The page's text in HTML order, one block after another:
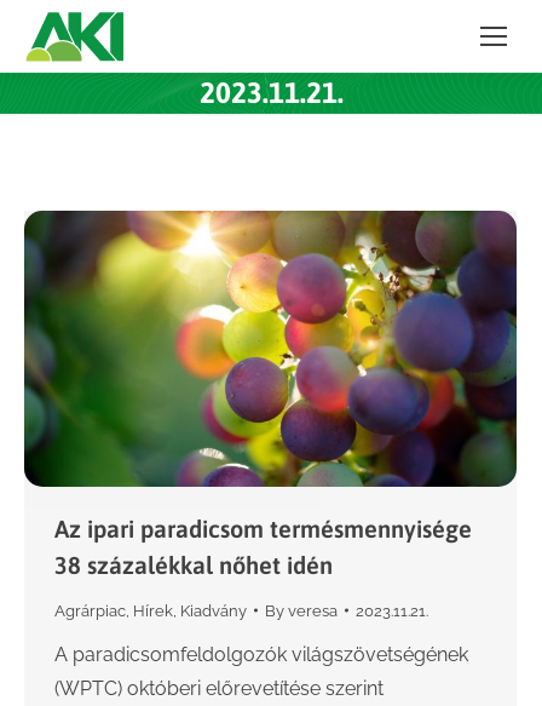
2023.11.21.
Az ipari paradicsom termésmennyisége
38 százalékkal nőhet idén
Agrárpiac Hírek Kiadvány By veresa 2023.11.21.
A paradicsomfeldolgozók világszövetségének
(WPTC) októberi előrevetítése szerint